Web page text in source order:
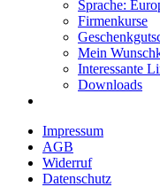
Sprache:
Firmenkurse
Mein
Interessante
Downloads
Impressum
AGB
Widerruf
Datenschutz